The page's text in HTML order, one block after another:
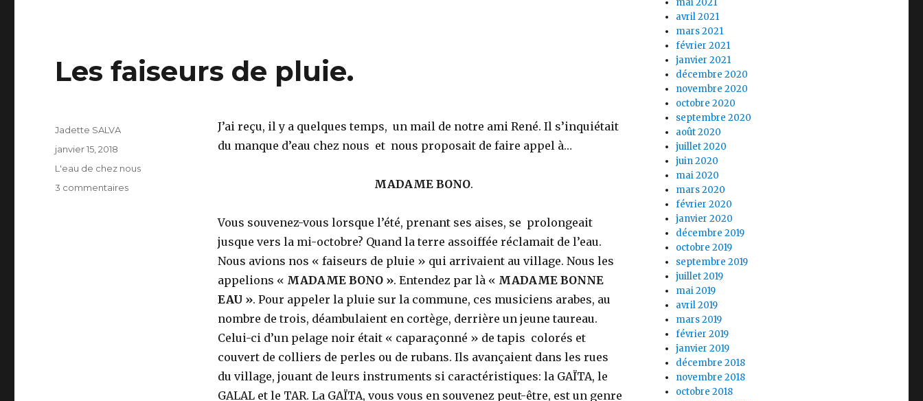
Les faiseurs de pluie.
J’ai reçu, il y a quelques temps, un mail de notre ami René. Il s’inquiétait
du manque d’eau chez nous et nous proposait de faire appel à…
MADAME BONO.
Vous souvenez-vous lorsque l’été, prenant ses aises, se prolongeait
jusque vers la mi-octobre? Quand la terre assoiffée réclamait de l’eau.
Nous avions nos « faiseurs de pluie » qui arrivaient au village. Nous les
appelions « MADAME BONO ». Entendez par là « MADAME BONNE
EAU ». Pour appeler la pluie sur la commune, ces musiciens arabes, au
nombre de trois, déambulaient en cortège, derrière un jeune taureau.
Celui-ci d’un pelage noir était « caparaçonné » de tapis colorés et
couvert de colliers de perles ou de rubans. Ils avançaient dans les rues
du village, jouant de leurs instruments si caractéristiques: la GAÏTA, le
GALAL et le TAR. La GAÏTA, vous vous en souvenez peut-être, est un genre
Auteur
Jadette SALVA
Publié
janvier 15, 2018
Catégories
L'eau de chez nous
3 commentairessur
avril 2021
mars 2021
février 2021
janvier 2021
décembre 2020
novembre 2020
octobre 2020
septembre 2020
août 2020
juillet 2020
juin 2020
mai 2020
mars 2020
février 2020
janvier 2020
décembre 2019
octobre 2019
septembre 2019
juillet 2019
mai 2019
avril 2019
mars 2019
février 2019
janvier 2019
décembre 2018
novembre 2018
octobre 2018